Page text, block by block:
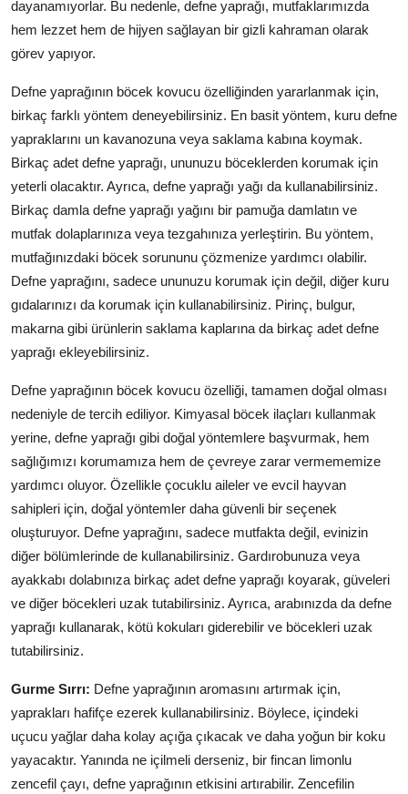
dayanamıyorlar. Bu nedenle, defne yaprağı, mutfaklarımızda
hem lezzet hem de hijyen sağlayan bir gizli kahraman olarak
görev yapıyor.
Defne yaprağının böcek kovucu özelliğinden yararlanmak için,
birkaç farklı yöntem deneyebilirsiniz. En basit yöntem, kuru defne
yapraklarını un kavanozuna veya saklama kabına koymak.
Birkaç adet defne yaprağı, ununuzu böceklerden korumak için
yeterli olacaktır. Ayrıca, defne yaprağı yağı da kullanabilirsiniz.
Birkaç damla defne yaprağı yağını bir pamuğa damlatın ve
mutfak dolaplarınıza veya tezgahınıza yerleştirin. Bu yöntem,
mutfağınızdaki böcek sorununu çözmenize yardımcı olabilir.
Defne yaprağını, sadece ununuzu korumak için değil, diğer kuru
gıdalarınızı da korumak için kullanabilirsiniz. Pirinç, bulgur,
makarna gibi ürünlerin saklama kaplarına da birkaç adet defne
yaprağı ekleyebilirsiniz.
Defne yaprağının böcek kovucu özelliği, tamamen doğal olması
nedeniyle de tercih ediliyor. Kimyasal böcek ilaçları kullanmak
yerine, defne yaprağı gibi doğal yöntemlere başvurmak, hem
sağlığımızı korumamıza hem de çevreye zarar vermememize
yardımcı oluyor. Özellikle çocuklu aileler ve evcil hayvan
sahipleri için, doğal yöntemler daha güvenli bir seçenek
oluşturuyor. Defne yaprağını, sadece mutfakta değil, evinizin
diğer bölümlerinde de kullanabilirsiniz. Gardırobunuza veya
ayakkabı dolabınıza birkaç adet defne yaprağı koyarak, güveleri
ve diğer böcekleri uzak tutabilirsiniz. Ayrıca, arabınızda da defne
yaprağı kullanarak, kötü kokuları giderebilir ve böcekleri uzak
tutabilirsiniz.
Gurme Sırrı: Defne yaprağının aromasını artırmak için,
yaprakları hafifçe ezerek kullanabilirsiniz. Böylece, içindeki
uçucu yağlar daha kolay açığa çıkacak ve daha yoğun bir koku
yayacaktır. Yanında ne içilmeli derseniz, bir fincan limonlu
zencefil çayı, defne yaprağının etkisini artırabilir. Zencefilin